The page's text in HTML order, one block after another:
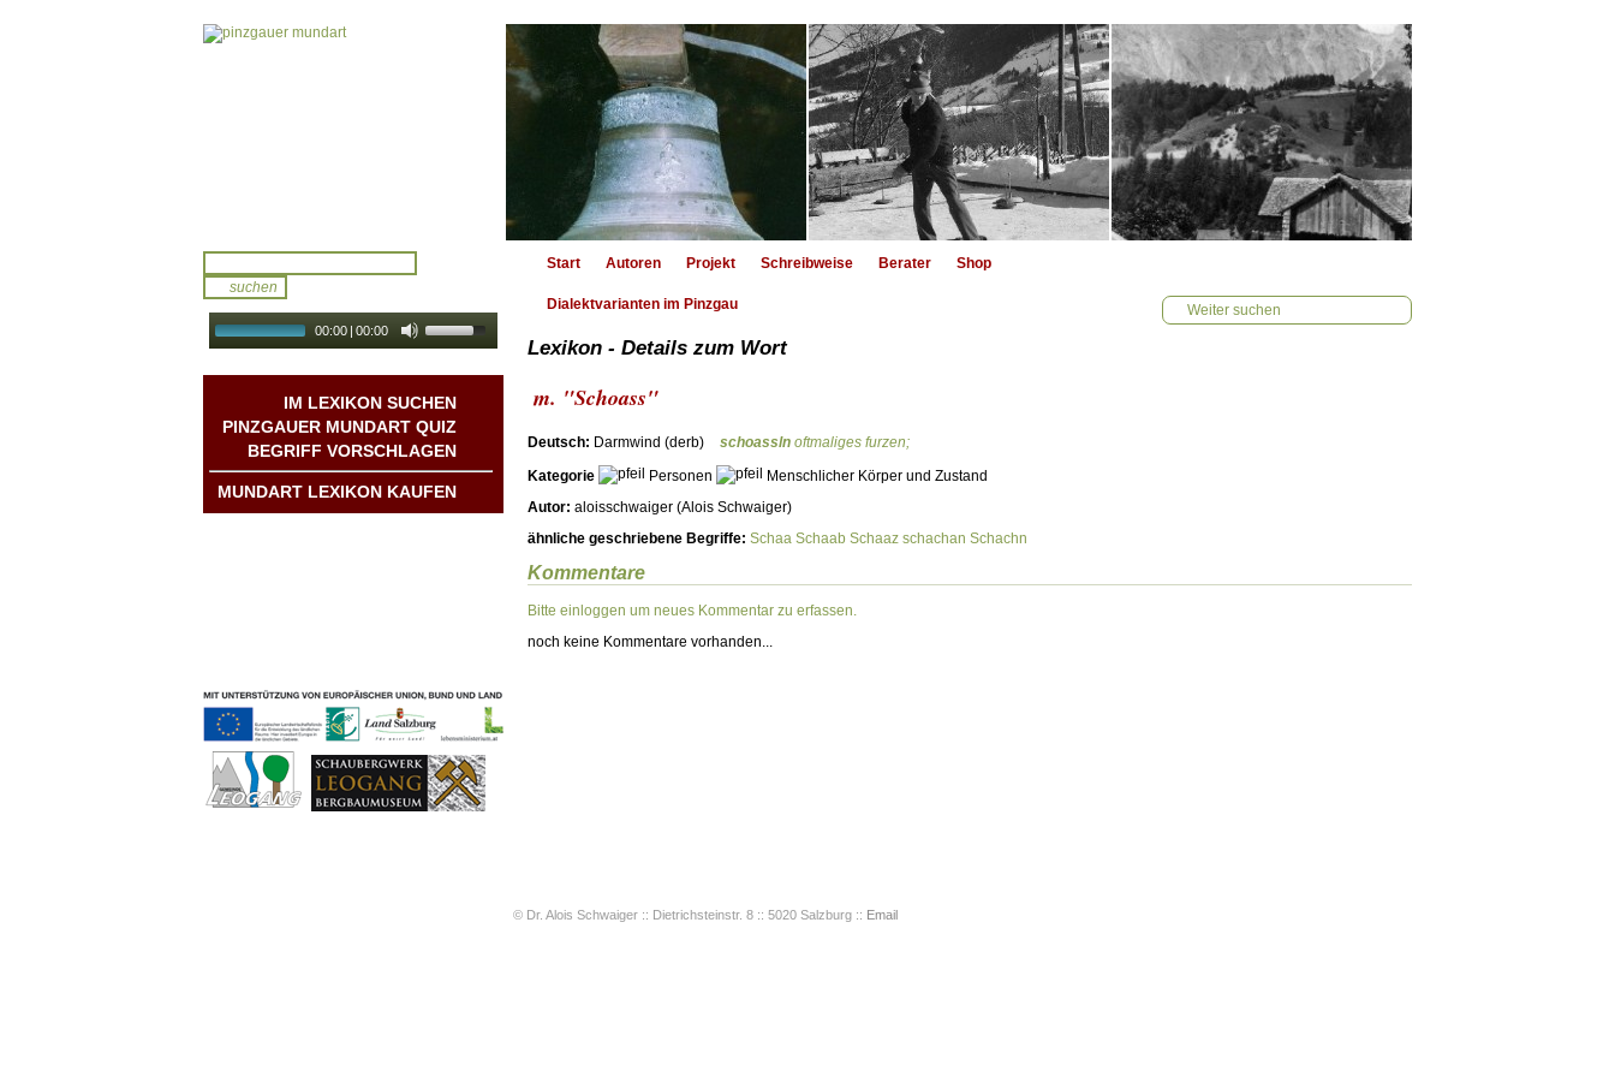
00:00 | 00:00
IM LEXIKON SUCHEN
PINZGAUER MUNDART QUIZ
BEGRIFF VORSCHLAGEN
MUNDART LEXIKON KAUFEN
Start Autoren Projekt Schreibweise Berater Shop
Dialektvarianten im Pinzgau Weiter suchen
Lexikon - Details zum Wort
m. "Schoass"
Deutsch: Darmwind (derb) schoassln oftmaliges furzen;
Kategorie
Personen
Menschlicher Körper und Zustand
Autor: aloisschwaiger (Alois Schwaiger)
ähnliche geschriebene Begriffe: Schaa Schaab Schaaz schachan Schachn
Kommentare
Bitte einloggen um neues Kommentar zu erfassen.
noch keine Kommentare vorhanden...
© Dr. Alois Schwaiger :: Dietrichsteinstr. 8 :: 5020 Salzburg :: Email